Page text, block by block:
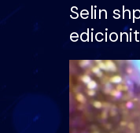
Selin
Brother
çmimin
mijë